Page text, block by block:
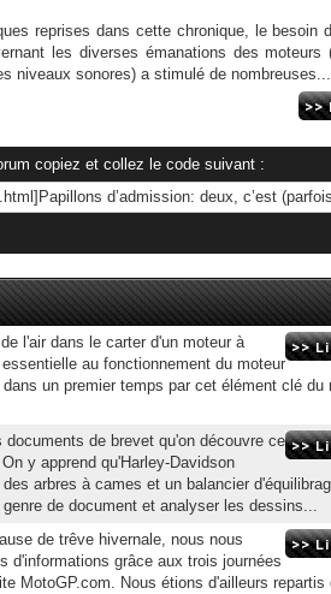
reprises dans cette chronique, le besoin
les diverses émanations des moteurs
niveaux sonores) a stimulé de nombreuses...
copiez et collez le code suivant :
l'air dans le carter d'un moteur à
au fonctionnement du moteur
un premier temps par cet élément clé du
de brevet qu'on découvre ce
y apprend qu'Harley-Davidson
arbres à cames et un balancier
de document et analyser les dessins...
de trêve hivernale, nous nous
d'informations grâce aux trois journées
MotoGP.com. Nous étions d'ailleurs repartis